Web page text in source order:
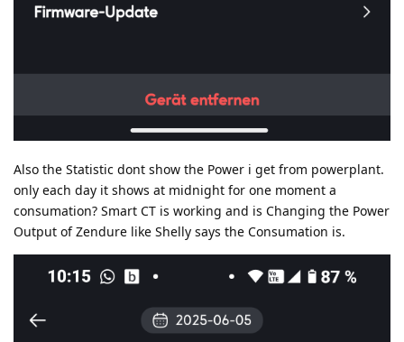
Also the Statistic dont show the Power i get from powerplant.
only each day it shows at midnight for one moment a
consumation? Smart CT is working and is Changing the Power
Output of Zendure like Shelly says the Consumation is.